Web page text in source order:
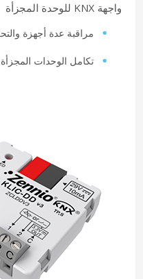
واجهة KNX للوحدة المجزأة
مراقبة عدة أجهزة
تكامل الوحدات المجزأة